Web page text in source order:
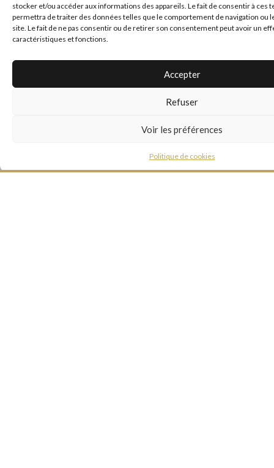
stocker et/ou accéder aux informations des appareils. Le fait de consentir à ces
permettra de traiter des données telles que le comportement de navigation ou
site. Le fait de ne pas consentir ou de retirer son consentement peut avoir un
caractéristiques et fonctions.
Accepter
Refuser
Voir les préférences
Politique de cookies
E-mail*